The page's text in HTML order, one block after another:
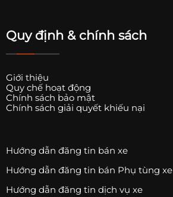
Quy định & chính sách
Giới thiệu
Quy chế hoạt động
Chính sách bảo mật
Chính sách giải quyết khiếu nại
Hướng dẫn đăng tin bán xe
Hướng dẫn đăng tin bán Phụ tùng xe
Hướng dẫn đăng tin dịch vụ xe